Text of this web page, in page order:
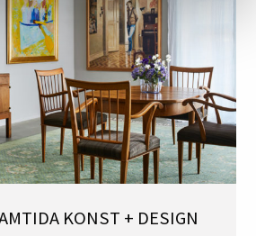
KONST + DESIGN